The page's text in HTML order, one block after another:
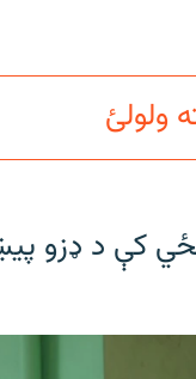
ولولئ